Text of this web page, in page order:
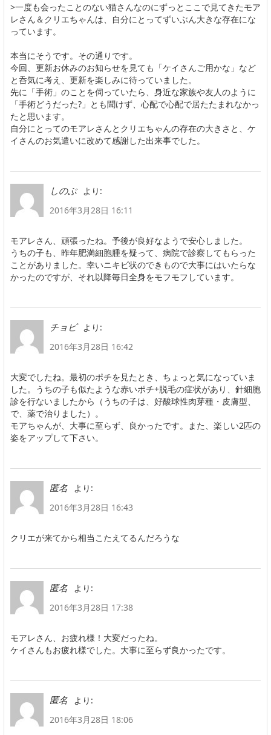
>一度も会ったことのない猫さんなのにずっとここで見てきたモア
レさん＆クリエちゃんは、自分にとってずいぶん大きな存在にな
っています。
本当にそうです。その通りです。
今回、更新お休みのお知らせを見ても「ケイさんご用かな」など
と呑気に考え、更新を楽しみに待っていました。
先に「手術」のことを伺っていたら、身近な家族や友人のように
「手術どうだった?」とも聞けず、心配で心配で居たたまれなかっ
たと思います。
自分にとってのモアレさんとクリエちゃんの存在の大きさと、ケ
イさんのお気遣いに改めて感謝した出来事でした。
しのぶ
より:
2016年3月28日 16:11
モアレさん、頑張ったね。予後が良好なようで安心しました。
うちの子も、昨年肥満細胞腫を疑って、病院で診察してもらった
ことがありました。幸いニキビ状のできもので大事にはいたらな
かったのですが、それ以降毎日全身をモフモフしています。
チョビ
より:
2016年3月28日 16:42
大変でしたね。最初のポチを見たとき、ちょっと気になっていま
した。うちの子も似たような赤いポチ+脱毛の症状があり、針細胞
診を行ないましたから（うちの子は、好酸球性肉芽種・皮膚型、
で、薬で治りました）。
モアちゃんが、大事に至らず、良かったです。また、楽しい2匹の
姿をアップして下さい。
匿名
より:
2016年3月28日 16:43
クリエが来てから相当こたえてるんだろうな
匿名
より:
2016年3月28日 17:38
モアレさん、お疲れ様！大変だったね。
ケイさんもお疲れ様でした。大事に至らず良かったです。
匿名
より:
2016年3月28日 18:06